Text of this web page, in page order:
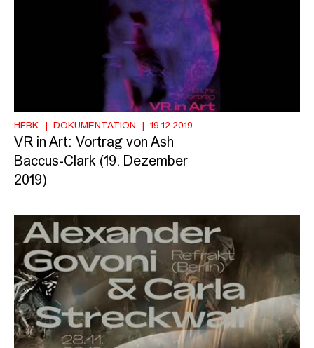
HFBK DOKUMENTATION 19.12.2019
VR in Art: Vortrag von Ash
Baccus-Clark (19. Dezember
2019)